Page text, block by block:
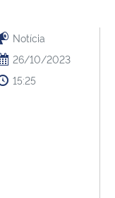
Notícia
26/10/2023
15:25